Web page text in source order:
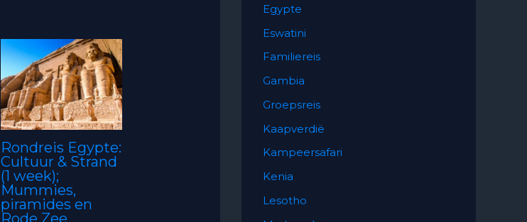
Rondreis Egypte:
Cultuur & Strand
(1 week);
Mummies,
piramides en
Egypte
Eswatini
Familiereis
Gambia
Groepsreis
Kaapverdië
Kampeersafari
Kenia
Lesotho